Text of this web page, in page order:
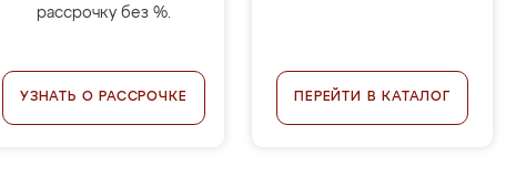
рассрочку без %.
УЗНАТЬ О РАССРОЧКЕ ПЕРЕЙТИ В КАТАЛОГ